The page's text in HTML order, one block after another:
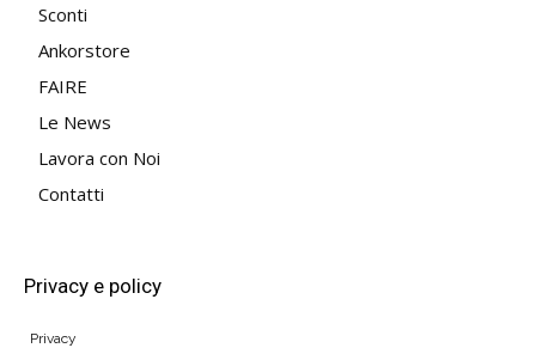
Sconti
Ankorstore
FAIRE
Le News
Lavora con Noi
Contatti
Privacy e policy
Privacy